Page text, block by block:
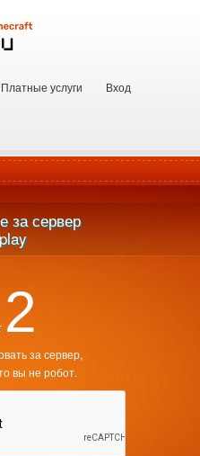
Платные услуги
Вход
за сервер
2
за сервер,
вы не робот.